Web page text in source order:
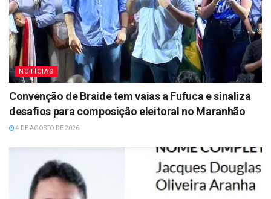
NOTÍCIAS
Convenção de Braide tem vaias a Fufuca e sinaliza
desafios para composição eleitoral no Maranhão
4 DE AGOSTO DE 2026